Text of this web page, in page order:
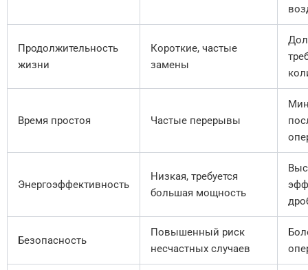
Продолжительность
жизни
Короткие, частые
замены
Время простоя Частые перерывы
Энергоэффективность
Низкая, требуется
большая мощность
Безопасность
Повышенный риск
несчастных случаев